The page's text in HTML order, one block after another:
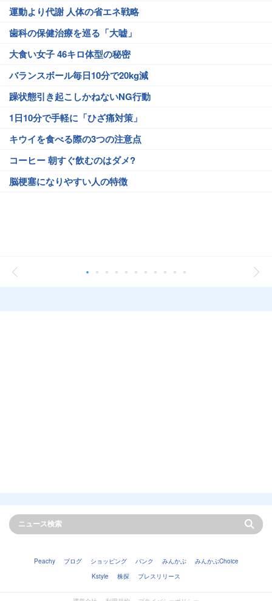
運動より代謝 人体の省エネ戦略
歯科の保健治療を巡る「大嘘」
大食い女子 46キロ体型の秘密
バランスボール毎日10分で20kg減
躁状態引き起こしかねないNG行動
1日10分で手軽に「ひざ痛対策」
キウイを食べる際の3つの注意点
コーヒー 朝すぐ飲むのはダメ?
脳梗塞になりやすい人の特徴
Peachy ブログ ショッピング バンク みんかぶ
みんかぶChoice
Kstyle
株探 プレスリリース